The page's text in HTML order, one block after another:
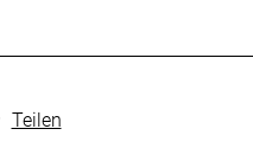
Teilen